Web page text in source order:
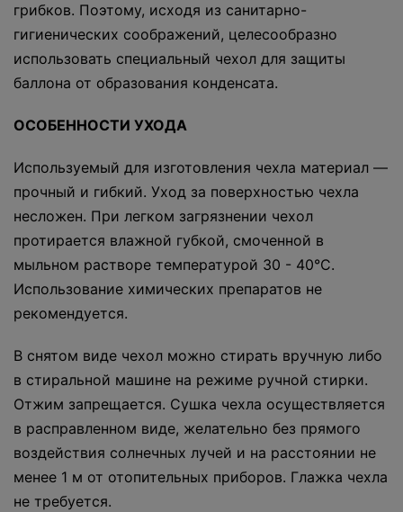
грибков. Поэтому, исходя из санитарно-
гигиенических соображений, целесообразно
использовать специальный чехол для защиты
баллона от образования конденсата.
ОСОБЕННОСТИ УХОДА
Используемый для изготовления чехла материал —
прочный и гибкий. Уход за поверхностью чехла
несложен. При легком загрязнении чехол
протирается влажной губкой, смоченной в
мыльном растворе температурой 30 - 40°С.
Использование химических препаратов не
рекомендуется.
В снятом виде чехол можно стирать вручную либо
в стиральной машине на режиме ручной стирки.
Отжим запрещается. Сушка чехла осуществляется
в расправленном виде, желательно без прямого
воздействия солнечных лучей и на расстоянии не
менее 1 м от отопительных приборов. Глажка чехла
не требуется.